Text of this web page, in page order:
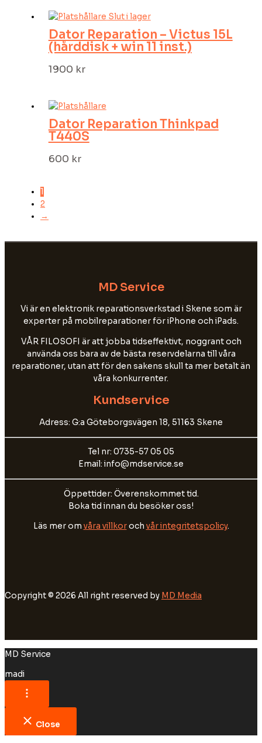
Slut i lager
Dator Reparation – Victus 15L
(hårddisk + win 11 inst.)
1900 kr
Dator Reparation Thinkpad
T440S
600 kr
1
2
→
MD Service
Vi är en elektronik reparationsverkstad i Skene som är
experter på mobilreparationer för iPhone och iPads.
VÅR FILOSOFI är att jobba tidseffektivt, noggrant och
använda oss bara av de bästa reservdelarna till våra
reparationer, utan att för den sakens skull ta mer betalt än
våra konkurrenter.
Kundservice
Adress: G:a Göteborgsvägen 18, 51163 Skene
Tel nr: 0735-57 05 05
Email: info@mdservice.se
Öppettider: Överenskommet tid.
Boka tid innan du besöker oss!
Läs mer om våra villkoroch vår integritetspolicy.
Copyright © 2026 All right reserved by MD Media
MD Service
madi
Close